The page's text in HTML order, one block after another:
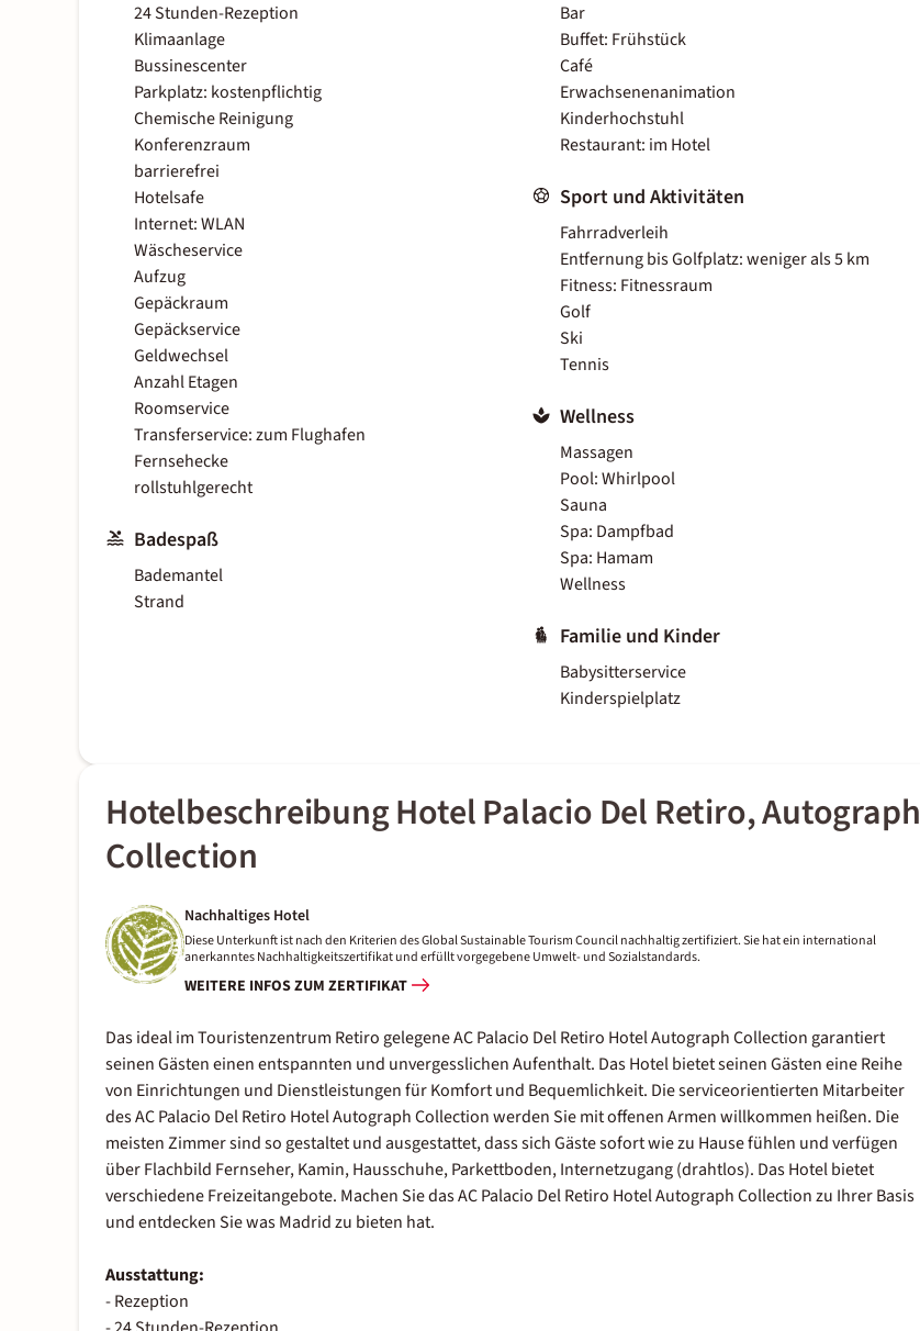
24 Stunden-Rezeption
Klimaanlage
Bussinescenter
Parkplatz: kostenpflichtig
Chemische Reinigung
Konferenzraum
barrierefrei
Hotelsafe
Internet: WLAN
Wäscheservice
Aufzug
Gepäckraum
Gepäckservice
Geldwechsel
Anzahl Etagen
Roomservice
Transferservice: zum Flughafen
Fernsehecke
rollstuhlgerecht
Badespaß
Bademantel
Strand
Bar
Buffet: Frühstück
Café
Erwachsenenanimation
Kinderhochstuhl
Restaurant: im Hotel
Sport und Aktivitäten
Fahrradverleih
Entfernung bis Golfplatz: weniger als 5 km
Fitness: Fitnessraum
Golf
Ski
Tennis
Wellness
Massagen
Pool: Whirlpool
Sauna
Spa: Dampfbad
Spa: Hamam
Wellness
Familie und Kinder
Babysitterservice
Kinderspielplatz
Hotelbeschreibung Hotel Palacio Del Retiro, Autograph
Collection
Nachhaltiges Hotel
Diese Unterkunft ist nach den Kriterien des Global Sustainable Tourism Council nachhaltig zertifiziert. Sie hat ein international
anerkanntes Nachhaltigkeitszertifikat und erfüllt vorgegebene Umwelt- und Sozialstandards.
WEITERE INFOS ZUM ZERTIFIKAT
Das ideal im Touristenzentrum Retiro gelegene AC Palacio Del Retiro Hotel Autograph Collection garantiert
seinen Gästen einen entspannten und unvergesslichen Aufenthalt. Das Hotel bietet seinen Gästen eine Reihe
von Einrichtungen und Dienstleistungen für Komfort und Bequemlichkeit. Die serviceorientierten Mitarbeiter
des AC Palacio Del Retiro Hotel Autograph Collection werden Sie mit offenen Armen willkommen heißen. Die
meisten Zimmer sind so gestaltet und ausgestattet, dass sich Gäste sofort wie zu Hause fühlen und verfügen
über Flachbild Fernseher, Kamin, Hausschuhe, Parkettboden, Internetzugang (drahtlos). Das Hotel bietet
verschiedene Freizeitangebote. Machen Sie das AC Palacio Del Retiro Hotel Autograph Collection zu Ihrer Basis
und entdecken Sie was Madrid zu bieten hat.
Ausstattung:
- Rezeption